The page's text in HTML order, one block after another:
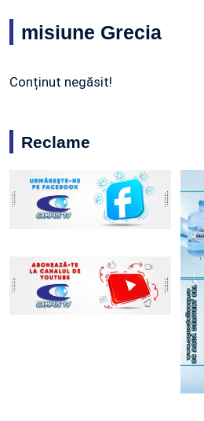
misiune Grecia
Conținut negăsit!
Reclame